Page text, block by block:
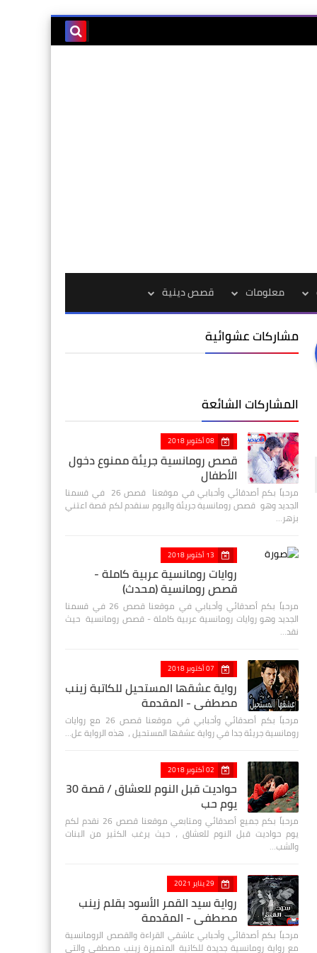
معلومات قصص دينية
مشاركات عشوائية
المشاركات الشائعة
08 أكتوبر 2018
قصص رومانسية جريئة ممنوع دخول
الأطفال
مرحباً بكم أصدقائي وأحبابي في موقعنا قصص 26 في قسمنا
الجديد وهو قصص رومانسية جريئة واليوم سنقدم لكم قصة اعتني
بزهر…
13 أكتوبر 2018
روايات رومانسية عربية كاملة -
قصص رومانسية (محدث)
مرحباً بكم أصدقائي وأحبابي في موقعنا قصص 26 في قسمنا
الجديد وهو روايات رومانسية عربية كاملة - قصص رومانسية حيث
نقد…
07 أكتوبر 2018
رواية عشقها المستحيل للكاتبة زينب
مصطفي - المقدمة
مرحباً بكم أصدقائي وأحبابي في موقعنا قصص 26 مع روايات
رومانسية جريئة جدا في رواية عشقها المستحيل ، هذه الرواية عل…
02 أكتوبر 2018
حواديت قبل النوم للعشاق / قصة 30
يوم حب
مرحباً بكم جميع أصدقائي ومتابعي موقعنا قصص 26 نقدم لكم
يوم حواديت قبل النوم للعشاق ، حيث يرغب الكثير من البنات
والشب…
29 يناير 2021
رواية سيد القمر الأسود بقلم زينب
مصطفي - المقدمة
مرحباً بكم أصدقائي وأحبابي عاشقي القراءة والقصص الرومانسية
مع رواية رومانسية جديدة للكاتبة المتميزة زينب مصطفى والتي